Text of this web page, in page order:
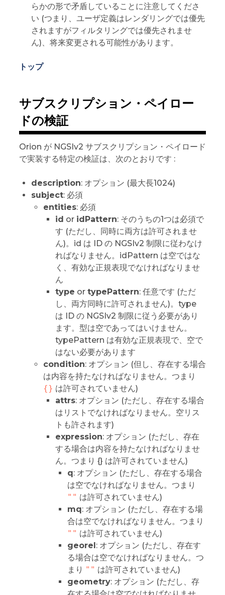
らかの形で矛盾していることに注意してくださ
い (つまり、ユーザ定義はレンダリングでは優先
されますがフィルタリングでは優先されませ
ん)、将来変更される可能性があります。
トップ
サブスクリプション・ペイロー
ドの検証
Orion が NGSIv2 サブスクリプション・ペイロード
で実装する特定の検証は、次のとおりです :
description: オプション (最大長1024)
subject: 必須
entities: 必須
id or idPattern: そのうちの1つは必須で
す (ただし、同時に両方は許可されませ
ん)。id は ID の NGSIv2 制限に従わなけ
ればなりません。idPattern は空ではな
く、有効な正規表現でなければなりませ
ん
type or typePattern: 任意です (ただ
し、両方同時に許可されません)。type
は ID の NGSIv2 制限に従う必要があり
ます。型は空であってはいけません。
typePattern は有効な正規表現で、空で
はない必要があります
condition: オプション (但し、存在する場合
は内容を持たなければなりません。つまり
{} は許可されていません)
attrs: オプション (ただし、存在する場合
はリストでなければなりません。空リス
トも許されます)
expression: オプション (ただし、存在
する場合は内容を持たなければなりませ
ん。つまり {} は許可されていません)
q: オプション (ただし、存在する場合
は空でなければなりません。つまり
"" は許可されていません)
mq: オプション (ただし、存在する場
合は空でなければなりません。つまり
"" は許可されていません)
georel: オプション (ただし、存在す
る場合は空でなければなりません。つ
まり "" は許可されていません)
geometry: オプション (ただし、存